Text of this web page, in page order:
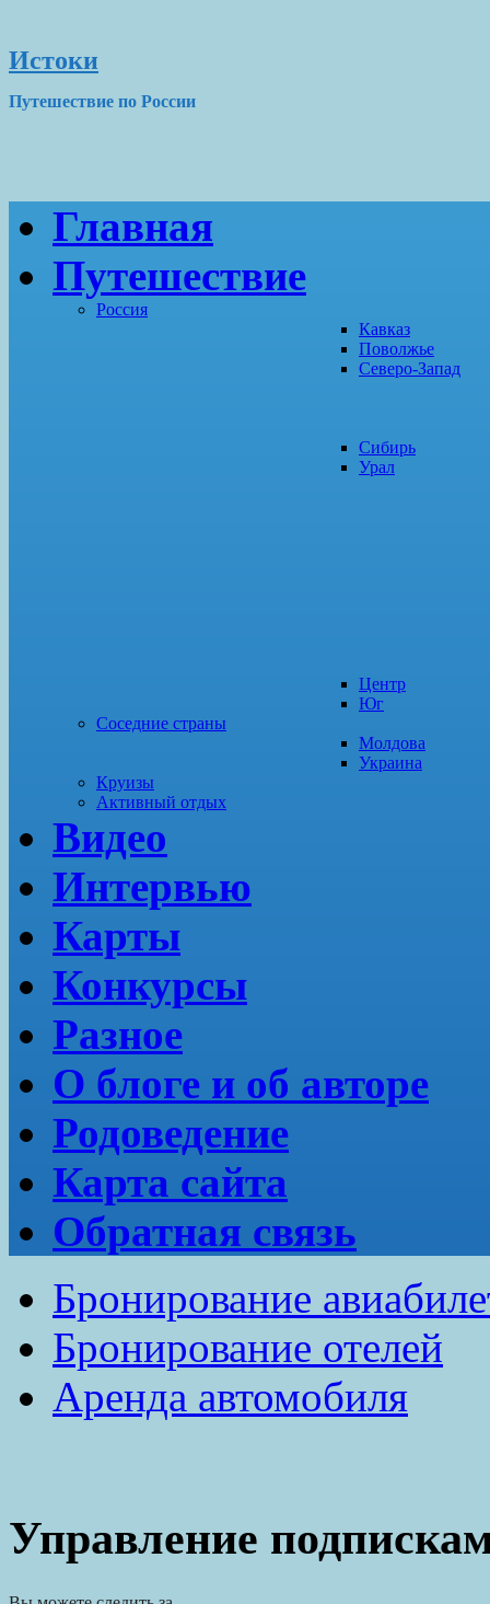
Истоки
Путешествие по России
Главная
Путешествие
Россия
Кавказ
Поволжье
Северо-Запад
Сибирь
Урал
Центр
Юг
Соседние страны
Молдова
Украина
Круизы
Активный отдых
Видео
Интервью
Карты
Конкурсы
Разное
О блоге и об авторе
Родоведение
Карта сайта
Обратная связь
Бронирование
Бронирование отелей
Аренда автомобиля
Управление